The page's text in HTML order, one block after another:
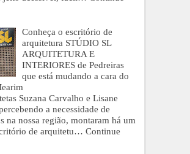
Conheça o escritório de
arquitetura STÚDIO SL
ARQUITETURA E
INTERIORES de Pedreiras
que está mudando a cara do
Suzana Carvalho e Lisane
a necessidade de
na nossa região, montaram há um
de arquitetu… Continue